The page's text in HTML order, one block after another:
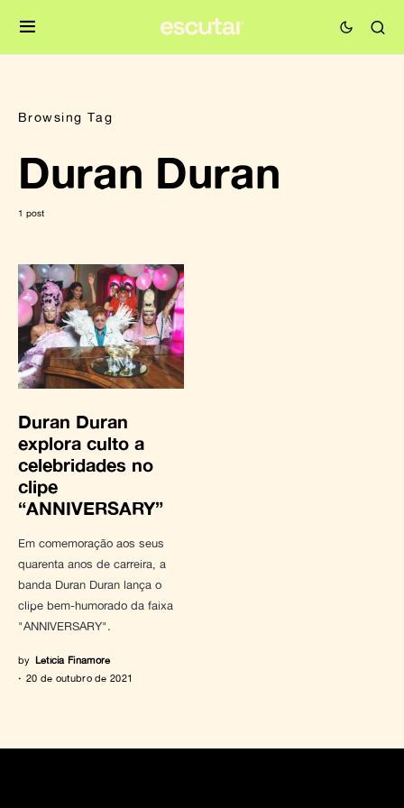
Browsing Tag
Duran Duran
1 post
Duran Duran
explora culto a
celebridades no
clipe
“ANNIVERSARY”
Em comemoração aos seus
quarenta anos de carreira, a
banda Duran Duran lança o
clipe bem-humorado da faixa
"ANNIVERSARY".
by Letícia Finamore
20 de outubro de 2021